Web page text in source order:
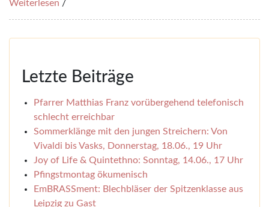
Weiterlesen /
Letzte Beiträge
Pfarrer Matthias Franz vorübergehend telefonisch
schlecht erreichbar
Sommerklänge mit den jungen Streichern: Von
Vivaldi bis Vasks, Donnerstag, 18.06., 19 Uhr
Joy of Life & Quintethno: Sonntag, 14.06., 17 Uhr
Pfingstmontag ökumenisch
EmBRASSment: Blechbläser der Spitzenklasse aus
Leipzig zu Gast